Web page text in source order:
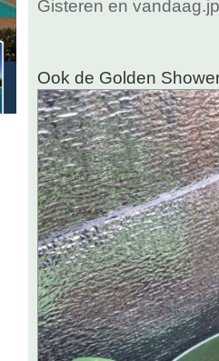
Gisteren en
Ook de Golden